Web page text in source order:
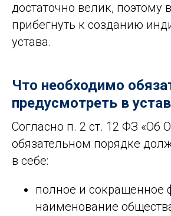
достаточно велик, поэтому
прибегнуть к созданию
устава.
Что необходимо
предусмотреть в
Согласно п. 2 ст. 12 ФЗ «Об
обязательном порядке
в себе:
полное и сокращенное
наименование